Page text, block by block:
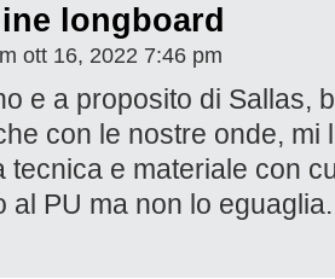
longboard
ott 16, 2022 7:46 pm
e a proposito di Sallas,
con le nostre onde, mi
tecnica e materiale con
al PU ma non lo